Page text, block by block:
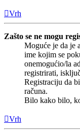
Vrh
Zašto se ne mogu
Moguće je da je
ime kojim se
onemogućio/la
registrirati,
Registraciju da
računa.
Bilo kako bilo,
Vrh